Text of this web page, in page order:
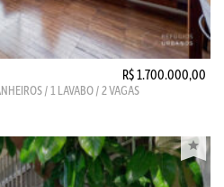
R$ 1.700.000,00
/ 1 LAVABO / 2 VAGAS